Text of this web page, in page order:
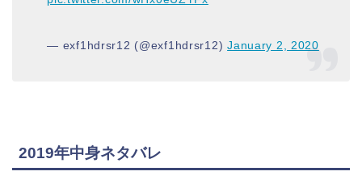
— exf1hdrsr12 (@exf1hdrsr12)January 2, 2020
2019年中身ネタバレ